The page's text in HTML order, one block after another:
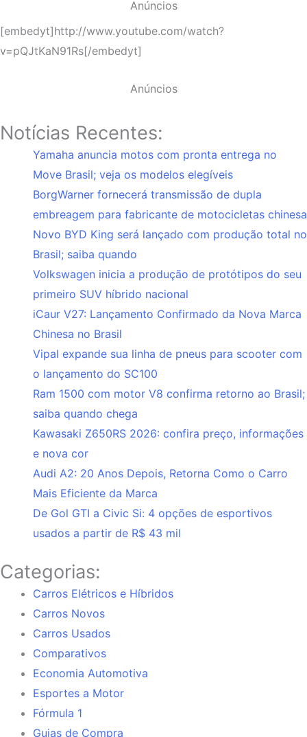
Anúncios
[embedyt]http://www.youtube.com/watch?
v=pQJtKaN91Rs[/embedyt]
Anúncios
Notícias Recentes:
Yamaha anuncia motos com pronta entrega no
Move Brasil; veja os modelos elegíveis
BorgWarner fornecerá transmissão de dupla
embreagem para fabricante de motocicletas chinesa
Novo BYD King será lançado com produção total no
Brasil; saiba quando
Volkswagen inicia a produção de protótipos do seu
primeiro SUV híbrido nacional
iCaur V27: Lançamento Confirmado da Nova Marca
Chinesa no Brasil
Vipal expande sua linha de pneus para scooter com
o lançamento do SC100
Ram 1500 com motor V8 confirma retorno ao Brasil;
saiba quando chega
Kawasaki Z650RS 2026: confira preço, informações
e nova cor
Audi A2: 20 Anos Depois, Retorna Como o Carro
Mais Eficiente da Marca
De Gol GTI a Civic Si: 4 opções de esportivos
usados a partir de R$ 43 mil
Categorias:
Carros Elétricos e Híbridos
Carros Novos
Carros Usados
Comparativos
Economia Automotiva
Esportes a Motor
Fórmula 1
Guias de Compra